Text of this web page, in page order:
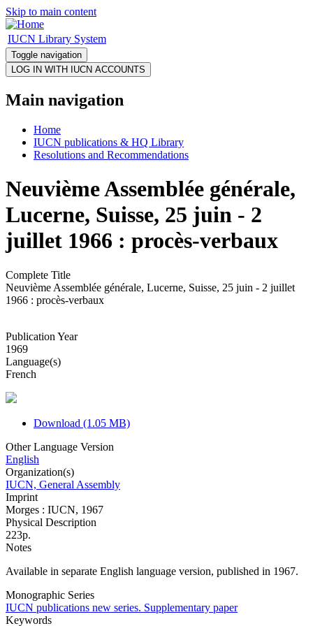
Skip to main content
IUCN Library System
Toggle navigation
Main navigation
Home
IUCN publications & HQ Library
Resolutions and Recommendations
Neuvième Assemblée générale,
Lucerne, Suisse, 25 juin - 2
juillet 1966 : procès-verbaux
Complete Title
Neuvième Assemblée générale, Lucerne, Suisse, 25 juin - 2 juillet
1966 : procès-verbaux
Publication Year
1969
Language(s)
French
Download (1.05 MB)
Other Language Version
English
Organization(s)
IUCN, General Assembly
Imprint
Morges : IUCN, 1967
Physical Description
223p.
Notes
Available in separate English language version, published in 1967.
Monographic Series
IUCN publications new series. Supplementary paper
Keywords